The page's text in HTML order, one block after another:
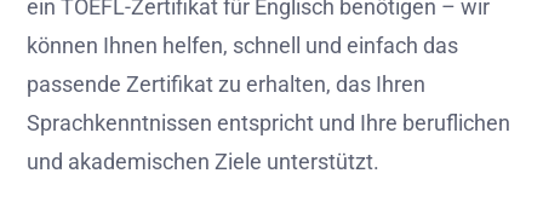
ein TOEFL-Zertifikat für Englisch benötigen – wir
können Ihnen helfen, schnell und einfach das
passende Zertifikat zu erhalten, das Ihren
Sprachkenntnissen entspricht und Ihre beruflichen
und akademischen Ziele unterstützt.